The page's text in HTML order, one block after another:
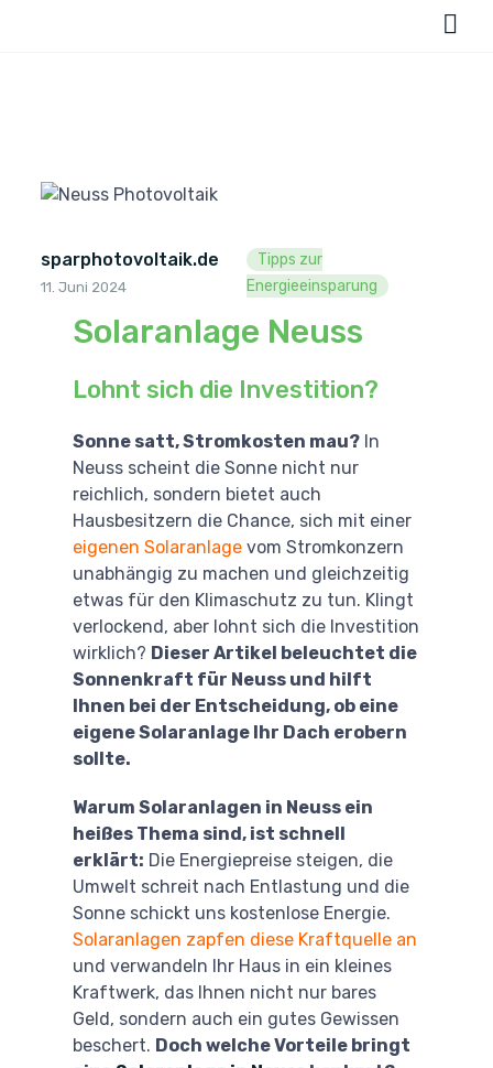
sparphotovoltaik.de
11. Juni 2024
Tipps zur
Energieeinsparung
Solaranlage Neuss
Lohnt sich die Investition?
Sonne satt, Stromkosten mau? In
Neuss scheint die Sonne nicht nur
reichlich, sondern bietet auch
Hausbesitzern die Chance, sich mit einer
eigenen Solaranlage vom Stromkonzern
unabhängig zu machen und gleichzeitig
etwas für den Klimaschutz zu tun. Klingt
verlockend, aber lohnt sich die Investition
wirklich? Dieser Artikel beleuchtet die
Sonnenkraft für Neuss und hilft
Ihnen bei der Entscheidung, ob eine
eigene Solaranlage Ihr Dach erobern
sollte.
Warum Solaranlagen in Neuss ein
heißes Thema sind, ist schnell
erklärt: Die Energiepreise steigen, die
Umwelt schreit nach Entlastung und die
Sonne schickt uns kostenlose Energie.
Solaranlagen zapfen diese Kraftquelle an
und verwandeln Ihr Haus in ein kleines
Kraftwerk, das Ihnen nicht nur bares
Geld, sondern auch ein gutes Gewissen
beschert. Doch welche Vorteile bringt